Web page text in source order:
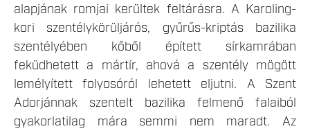
alapjának romjai kerültek feltárásra. A Karoling-
kori szentélykörüljárós, gyűrűs-kriptás bazilika
szentélyében kőből épített sírkamrában
feküdhetett a mártír, ahová a szentély mögött
lemélyített folyosóról lehetett eljutni. A Szent
Adorjánnak szentelt bazilika felmenő falaiból
gyakorlatilag mára semmi nem maradt. Az